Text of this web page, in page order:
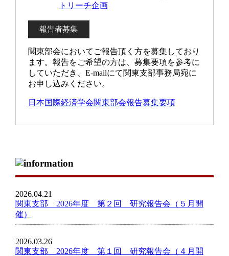
トリーチ企画
報告者募集
関東部会においてご報告頂く方を募集しており
ます。報告をご希望の方は、募集要項を参考に
していただき、E-mailにて関東支部事務局宛に
お申し込みください。
日本国際経済学会関東部会報告募集要項
2026.04.21
関東支部 2026年度 第２回 研究報告会（５月開
催）
2026.03.26
関東支部 2026年度 第１回 研究報告会（４月開